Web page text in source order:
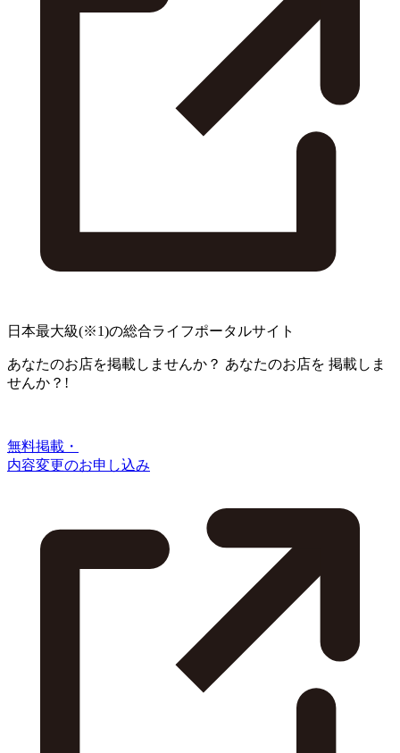
日本最大級(※1)の総合ライフポータルサイト
あなたのお店を掲載しませんか？ あなたのお店を 掲載しま
せんか？!
無料掲載・
内容変更のお申し込み